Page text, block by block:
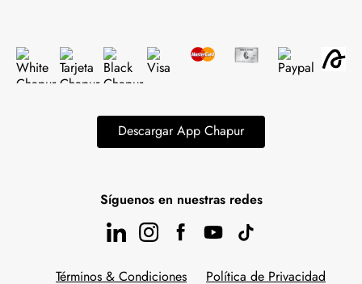
Descargar App Chapur
Síguenos en nuestras redes
Términos & Condiciones Política de Privacidad